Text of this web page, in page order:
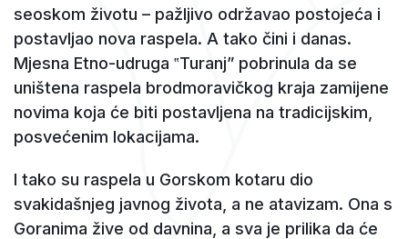
seoskom životu – pažljivo održavao postojeća i
postavljao nova raspela. A tako čini i danas.
Mjesna Etno-udruga ‟Turanjˮ pobrinula da se
uništena raspela brodmoravičkog kraja zamijene
novima koja će biti postavljena na tradicijskim,
posvećenim lokacijama.
I tako su raspela u Gorskom kotaru dio
svakidašnjeg javnog života, a ne atavizam. Ona s
Goranima žive od davnina, a sva je prilika da će